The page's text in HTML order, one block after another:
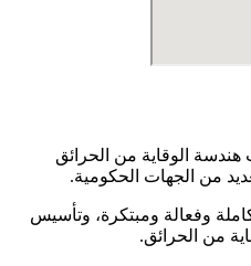
الوقاية من الحرائق
من الجهات الحكومية.
وفعالة ومبتكرة، وتأسيس
من الحرائق.